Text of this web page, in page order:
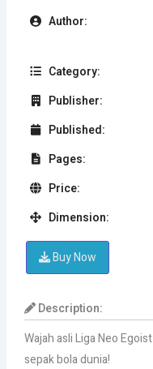
Author:
Category:
Publisher:
Published:
Pages:
Price:
Dimension:
Buy Now
Description:
Wajah asli Liga Neo
sepak bola dunia!